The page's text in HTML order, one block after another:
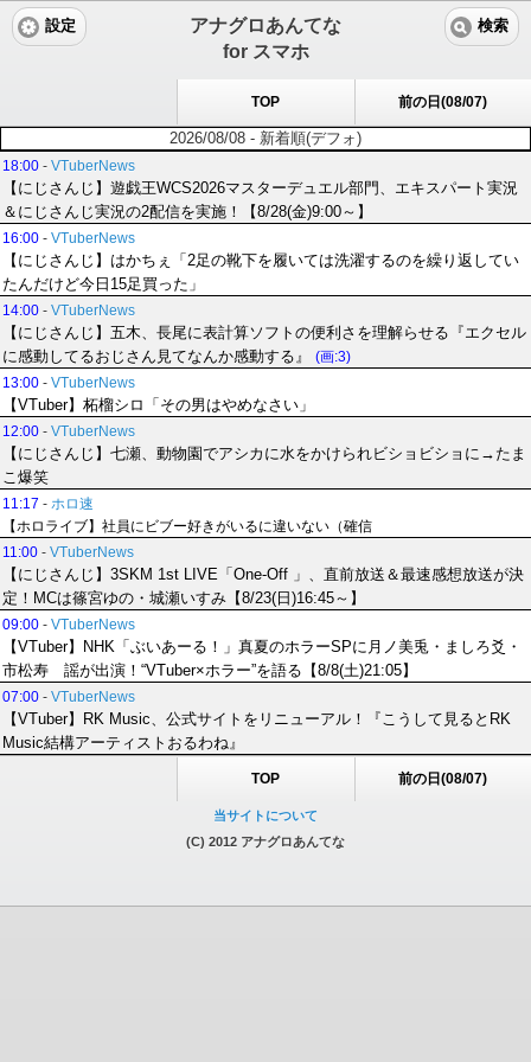
アナグロあんてな
for スマホ
設定 検索
TOP 前の日(08/07)
2026/08/08 - 新着順(デフォ)
18:00 - VTuberNews
【にじさんじ】遊戯王WCS2026マスターデュエル部門、エキスパート実況
＆にじさんじ実況の2配信を実施！【8/28(金)9:00～】
16:00 - VTuberNews
【にじさんじ】はかちぇ「2足の靴下を履いては洗濯するのを繰り返してい
たんだけど今日15足買った」
14:00 - VTuberNews
【にじさんじ】五木、長尾に表計算ソフトの便利さを理解らせる『エクセル
に感動してるおじさん見てなんか感動する』
(画:3)
13:00 - VTuberNews
【VTuber】柘榴シロ「その男はやめなさい」
12:00 - VTuberNews
【にじさんじ】七瀬、動物園でアシカに水をかけられビショビショに→たま
こ爆笑
11:17 - ホロ速
【ホロライブ】社員にビブー好きがいるに違いない（確信
11:00 - VTuberNews
【にじさんじ】3SKM 1st LIVE「One-Off 」、直前放送＆最速感想放送が決
定！MCは篠宮ゆの・城瀬いすみ【8/23(日)16:45～】
09:00 - VTuberNews
【VTuber】NHK「ぶいあーる！」真夏のホラーSPに月ノ美兎・ましろ爻・
市松寿ゞ謡が出演！“VTuber×ホラー”を語る【8/8(土)21:05】
07:00 - VTuberNews
【VTuber】RK Music、公式サイトをリニューアル！『こうして見るとRK
Music結構アーティストおるわね』
TOP 前の日(08/07)
当サイトについて
(C) 2012 アナグロあんてな